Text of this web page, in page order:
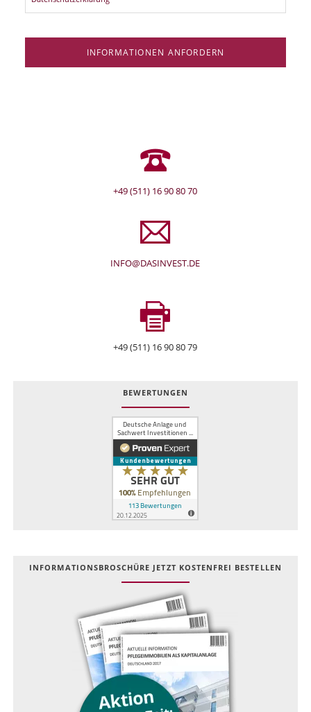
INFORMATIONEN ANFORDERN
+49 (511) 16 90 80 70
INFO@DASINVEST.DE
+49 (511) 16 90 80 79
BEWERTUNGEN
INFOR­MATIONS­BROSCHÜRE JETZT KOSTEN­FREI BESTELLEN